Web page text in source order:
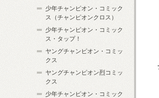
少年チャンピオン・コミック
ス（チャンピオンクロス）
少年チャンピオン・コミック
ス・タップ！
ヤングチャンピオン・コミッ
クス
ヤングチャンピオン烈コミッ
クス
少年チャンピオン・コミック